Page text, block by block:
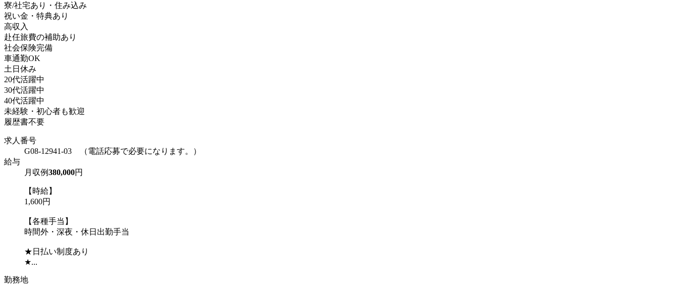
寮/社宅あり・住み込み
祝い金・特典あり
高収入
赴任旅費の補助あり
社会保険完備
車通勤OK
土日休み
20代活躍中
30代活躍中
40代活躍中
未経験・初心者も歓迎
履歴書不要
求人番号
G08-12941-03 （電話応募で必要になります。）
給与
月収例380,000円
【時給】
1,600円
【各種手当】
時間外・深夜・休日出勤手当
★日払い制度あり
★...
勤務地